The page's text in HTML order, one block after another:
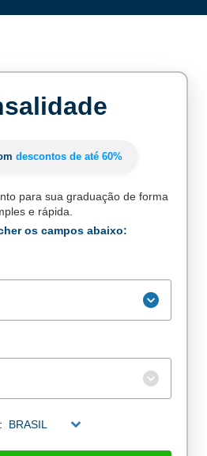
descontos de até 60%
para sua graduação de forma
e rápida.
os campos abaixo:
BRASIL